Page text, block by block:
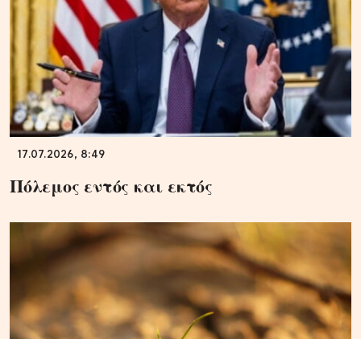
17.07.2026, 8:49
Πόλεμος εντός και εκτός